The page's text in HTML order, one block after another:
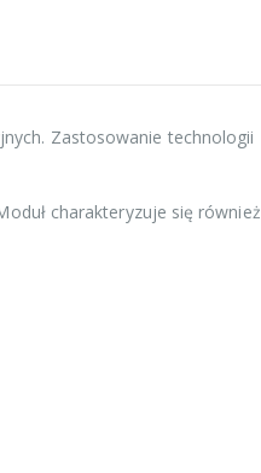
Zastosowanie technologii
charakteryzuje się również